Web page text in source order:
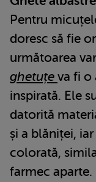
Pentru
doresc să fie
următoarea
ghetuțe va fi o
inspirată. Ele
datorită
și a blăniței,
colorată,
farmec aparte.